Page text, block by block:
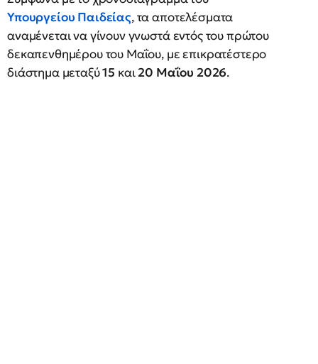
Υπουργείου Παιδείας, τα αποτελέσματα
αναμένεται να γίνουν γνωστά εντός του πρώτου
δεκαπενθημέρου του Μαΐου, με επικρατέστερο
διάστημα μεταξύ15 και20 Μαΐου 2026.